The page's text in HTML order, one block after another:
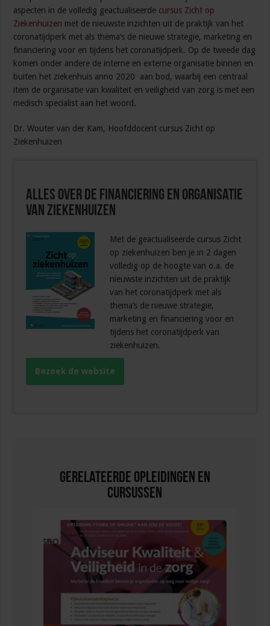
aspecten in de volledig geactualiseerde cursus Zicht op
Ziekenhuizen met de nieuwste inzichten uit de praktijk van het
coronatijdperk met als thema’s de nieuwe strategie, marketing en
financiering voor en tijdens het coronatijdperk. Op de tweede dag
komen onder andere de interne en externe organisatie binnen en
buiten het ziekenhuis anno 2020 aan bod, waarbij een centraal
item de organisatie van kwaliteit en veiligheid van zorg is met een
medisch specialist aan het woord.
Dr. Wouter van der Kam, Hoofddocent cursus Zicht op
Ziekenhuizen
Alles over de financiering en organisatie
van ziekenhuizen
Met de geactualiseerde cursus Zicht
op ziekenhuizen ben je in 2 dagen
volledig op de hoogte van o.a. de
nieuwste inzichten uit de praktijk
van het coronatijdperk met als
thema’s de nieuwe strategie,
marketing en financiering voor en
tijdens het coronatijdperk van
ziekenhuizen.
Bezoek de website
Gerelateerde Opleidingen en
Cursussen